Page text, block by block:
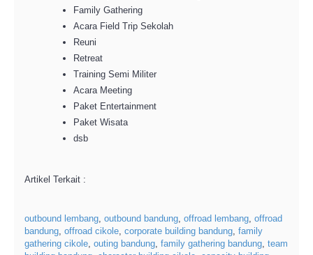
Family Gathering
Acara Field Trip Sekolah
Reuni
Retreat
Training Semi Militer
Acara Meeting
Paket Entertainment
Paket Wisata
dsb
Artikel Terkait :
outbound lembang, outbound bandung, offroad lembang, offroad
bandung, offroad cikole, corporate building bandung, family
gathering cikole, outing bandung, family gathering bandung, team